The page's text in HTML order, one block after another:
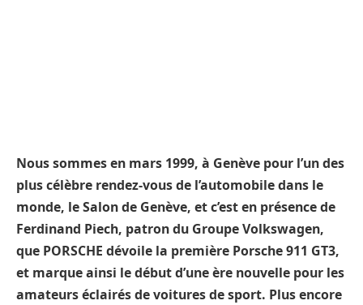
Nous sommes en mars 1999, à Genève pour l’un des
plus célèbre rendez-vous de l’automobile dans le
monde, le Salon de Genève, et c’est en présence de
Ferdinand Piech, patron du Groupe Volkswagen,
que PORSCHE dévoile la première Porsche 911 GT3,
et marque ainsi le début d’une ère nouvelle pour les
amateurs éclairés de voitures de sport. Plus encore